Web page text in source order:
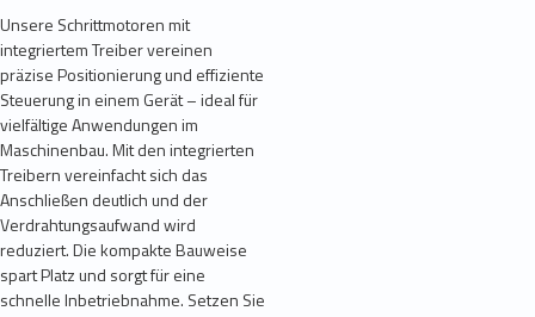
Unsere Schrittmotoren mit
integriertem Treiber vereinen
präzise Positionierung und effiziente
Steuerung in einem Gerät – ideal für
vielfältige Anwendungen im
Maschinenbau. Mit den integrierten
Treibern vereinfacht sich das
Anschließen deutlich und der
Verdrahtungsaufwand wird
reduziert. Die kompakte Bauweise
spart Platz und sorgt für eine
schnelle Inbetriebnahme. Setzen Sie